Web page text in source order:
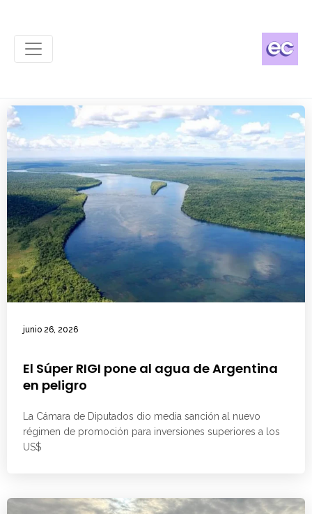
junio 26, 2026
El Súper RIGI pone al agua de Argentina
en peligro
La Cámara de Diputados dio media sanción al nuevo
régimen de promoción para inversiones superiores a los
US$